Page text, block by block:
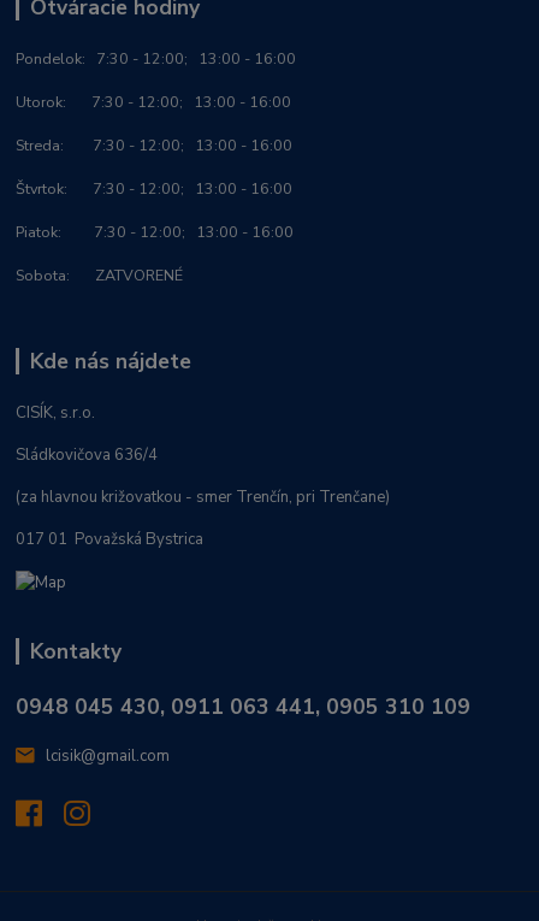
Otváracie hodiny
Pondelok: 7:30 - 12:00; 13:00 - 16:00
Utorok: 7:30 - 12:00; 13:00 - 16:00
Streda: 7:30 - 12:00; 13:00 - 16:00
Štvrtok: 7:30 - 12:00; 13:00 - 16:00
Piatok: 7:30 - 12:00; 13:00 - 16:00
Sobota: ZATVORENÉ
Kde nás nájdete
CISÍK, s.r.o.
Sládkovičova 636/4
(za hlavnou križovatkou - smer Trenčín, pri Trenčane)
017 01 Považská Bystrica
Kontakty
0948 045 430, 0911 063 441, 0905 310 109
lcisik@gmail.com